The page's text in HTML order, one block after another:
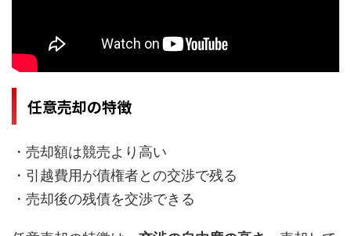
任意売却の特徴
・売却額は競売より高い
・引越費用が債権者との交渉で残る
・売却後の残債を交渉できる